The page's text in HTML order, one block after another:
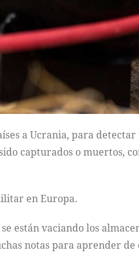
a Ucrania, para detectar
capturados o muertos,
en Europa.
están vaciando los
notas para aprender